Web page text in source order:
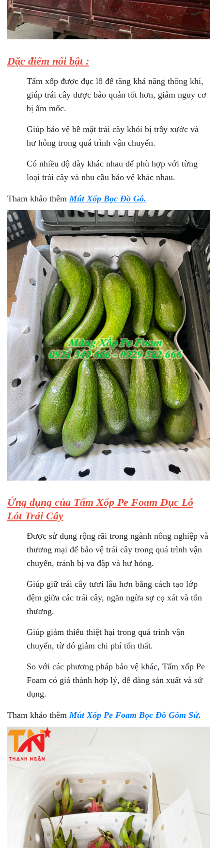
Đặc điểm nổi bật :
Tấm xốp được đục lỗ để tăng khả năng thông khí,
giúp trái cây được bảo quản tốt hơn, giảm nguy cơ
bị ẩm mốc.
Giúp bảo vệ bề mặt trái cây khỏi bị trầy xước và
hư hỏng trong quá trình vận chuyển.
Có nhiều độ dày khác nhau để phù hợp với từng
loại trái cây và nhu cầu bảo vệ khác nhau.
Tham khảo thêmMút Xốp Bọc Đồ Gỗ.
Ứng dụng của Tấm Xốp Pe Foam Đục Lỗ
Lót Trái Cây
Được sử dụng rộng rãi trong ngành nông nghiệp và
thương mại để bảo vệ trái cây trong quá trình vận
chuyển, tránh bị va đập và hư hỏng.
Giúp giữ trái cây tươi lâu hơn bằng cách tạo lớp
đệm giữa các trái cây, ngăn ngừa sự cọ xát và tổn
thương.
Giúp giảm thiểu thiệt hại trong quá trình vận
chuyển, từ đó giảm chi phí tổn thất.
So với các phương pháp bảo vệ khác, Tấm xốp Pe
Foam có giá thành hợp lý, dễ dàng sản xuất và sử
dụng.
Tham khảo thêmMút Xốp Pe Foam Bọc Đồ Gốm Sứ.